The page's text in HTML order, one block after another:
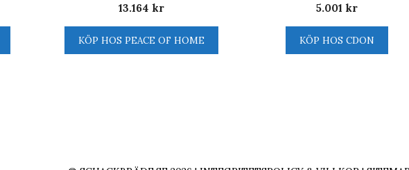
13.164 kr
KÖP HOS PEACE OF HOME
5.001 kr
KÖP HOS CDON